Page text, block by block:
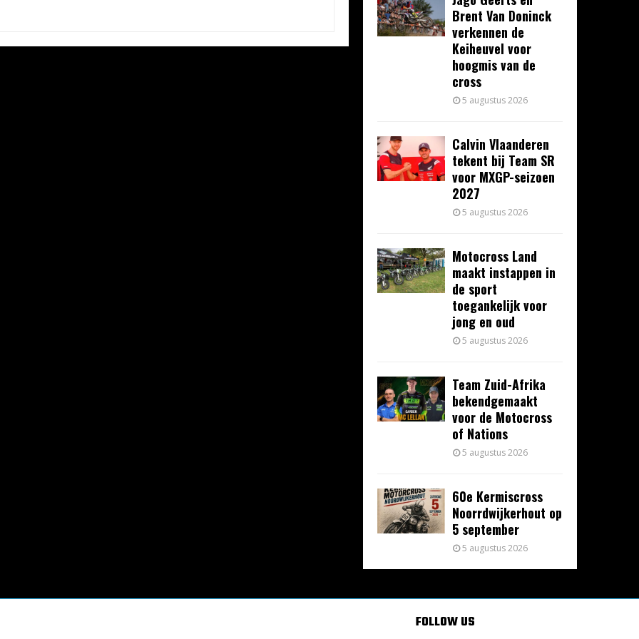
Brent Van Doninck
verkennen de
Keiheuvel voor
hoogmis van de
cross
5 augustus 2026
Calvin Vlaanderen
tekent bij Team SR
voor MXGP-seizoen
2027
5 augustus 2026
Motocross Land
maakt instappen in
de sport
toegankelijk voor
jong en oud
5 augustus 2026
Team Zuid-Afrika
bekendgemaakt
voor de Motocross
of Nations
5 augustus 2026
60e Kermiscross
Noorrdwijkerhout op
5 september
5 augustus 2026
FOLLOW US